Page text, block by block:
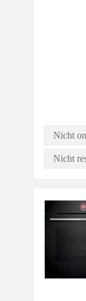
Nicht
Nicht